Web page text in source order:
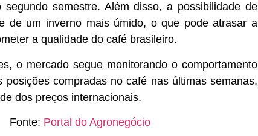
semestre. Além disso, a possibilidade de
de um inverno mais úmido, o que pode atrasar a
a qualidade do café brasileiro.
o mercado segue monitorando o comportamento
compradas no café nas últimas semanas,
dos preços internacionais.
Fonte: Portal do Agronegócio